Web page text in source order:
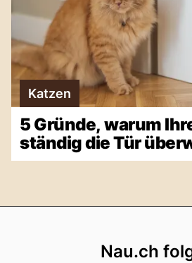
Katzen
5 Gründe, warum
ständig die Tür
Nau.ch